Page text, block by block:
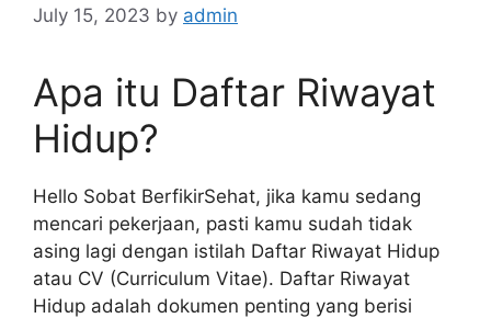
July 15, 2023 by admin
Apa itu Daftar Riwayat
Hidup?
Hello Sobat BerfikirSehat, jika kamu sedang
mencari pekerjaan, pasti kamu sudah tidak
asing lagi dengan istilah Daftar Riwayat Hidup
atau CV (Curriculum Vitae). Daftar Riwayat
Hidup adalah dokumen penting yang berisi